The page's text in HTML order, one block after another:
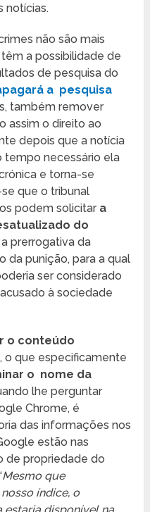
notícias.
não são mais
a possibilidade de
de pesquisa do
a pesquisa
também remover
assim o direito ao
depois que a notícia
tempo necessário ela
e torna-se
que o tribunal
podem solicitar a
do
prerrogativa da
da punição, para a qual
ser considerado
à sociedade
o conteúdo
, o que especificamente
o nome da
lhe perguntar
Chrome, é
das informações nos
estão nas
de propriedade do
Mesmo que
índice, o
estaria disponível na